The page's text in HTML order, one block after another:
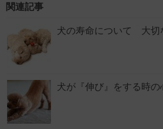
関連記事
犬の寿命について 大切
犬が『伸び』をする時の